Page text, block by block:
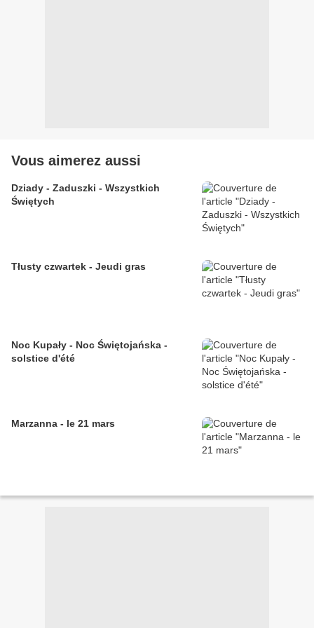
Vous aimerez aussi
Dziady - Zaduszki - Wszystkich
Świętych
Tłusty czwartek - Jeudi gras
Noc Kupały - Noc Świętojańska -
solstice d'été
Marzanna - le 21 mars